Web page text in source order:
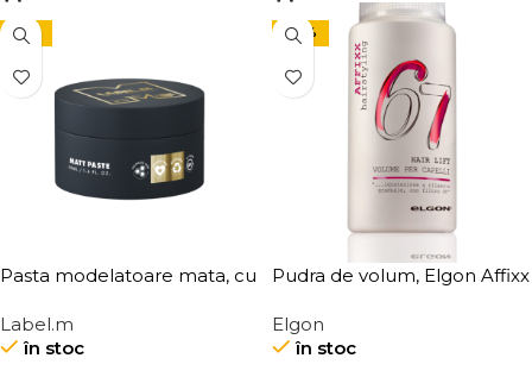
-15%
Pasta modelatoare mata, cu
toate tipurile de par Label.m
Matt Paste
Label.m
în stoc
-37%
Pudra de volum, Elgon Affixx
Elgon
în stoc